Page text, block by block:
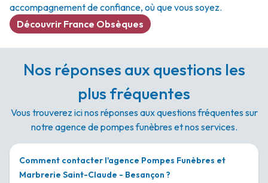
accompagnement de confiance, où que vous soyez.
Découvrir France Obsèques
Nos réponses aux questions les
plus fréquentes
Vous trouverez ici nos réponses aux questions fréquentes sur
notre agence de pompes funèbres et nos services.
Comment contacter l'agence Pompes Funèbres et
Marbrerie Saint-Claude - Besançon ?